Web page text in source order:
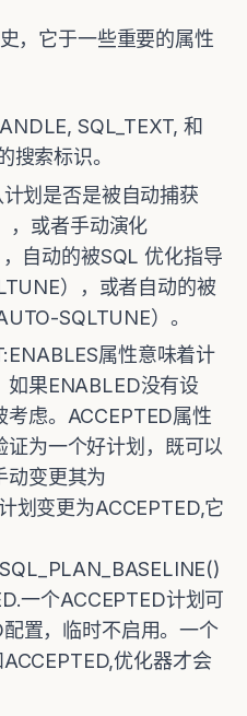
，它于一些重要的属性
SQL_TEXT, 和
搜索标识。
划是否是被自动捕获
，或者手动演化
自动的被SQL 优化指导
），或者自动的被
SQLTUNE）。
属性意味着计
如果ENABLED没有设
考虑。ACCEPTED属性
证为一个好计划，既可以
动变更其为
划变更为ACCEPTED,它
一个ACCEPTED计划可
置，临时不启用。一个
优化器才会